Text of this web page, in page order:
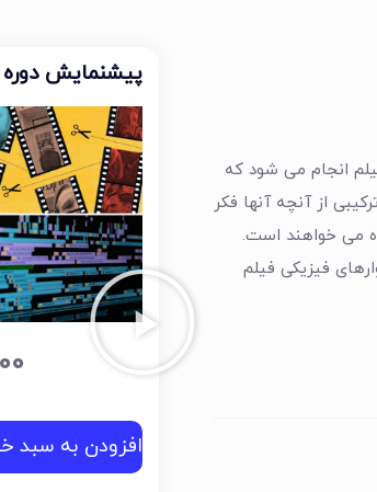
انجام می شود که
از آنچه آنها فکر
می خواهند است.
فیزیکی فیلم
پیشنمایش دوره
افزودن به سبد